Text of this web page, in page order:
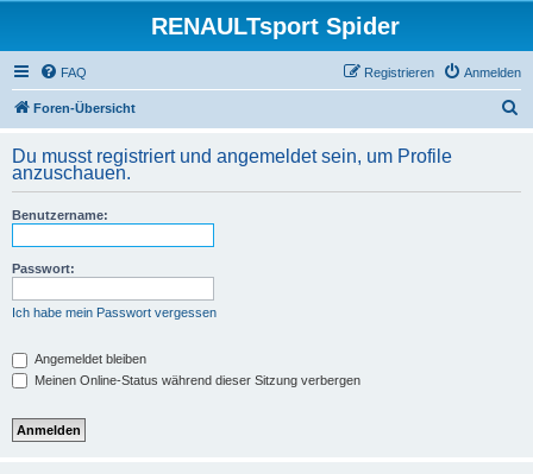
RENAULTsport Spider
FAQ Anmelden
Registrieren
Foren-Übersicht
h
Du musst registriert und angemeldet sein, um Profile
anzuschauen.
Benutzername:
Passwort:
Ich habe mein Passwort vergessen
Angemeldet bleiben
Meinen Online-Status während dieser Sitzung verbergen